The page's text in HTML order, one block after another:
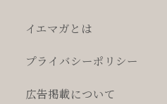
イエマガとは
プライバシーポリシー
広告掲載について